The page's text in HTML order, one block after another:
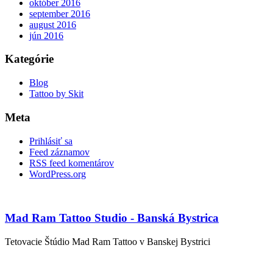
október 2016
september 2016
august 2016
jún 2016
Kategórie
Blog
Tattoo by Skit
Meta
Prihlásiť sa
Feed záznamov
RSS feed komentárov
WordPress.org
Mad Ram Tattoo Studio - Banská Bystrica
Tetovacie Štúdio Mad Ram Tattoo v Banskej Bystrici